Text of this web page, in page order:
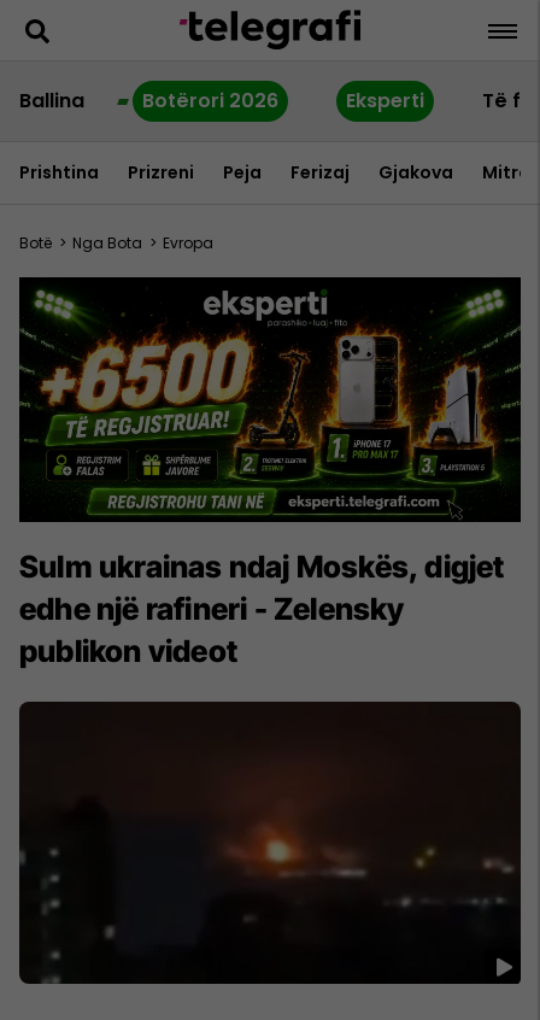
Ballina Botërori 2026 Eksperti Të
Prishtina Prizreni Peja Ferizaj Gjakova
Botë > Nga Bota > Evropa
Sulm ukrainas ndaj Moskës, digjet
edhe një rafineri - Zelensky
publikon videot